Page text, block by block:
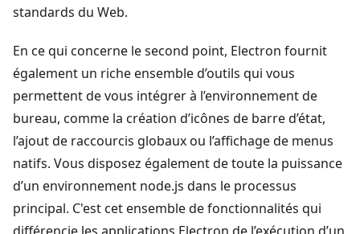
standards du Web.
En ce qui concerne le second point, Electron fournit
également un riche ensemble d’outils qui vous
permettent de vous intégrer à l’environnement de
bureau, comme la création d’icônes de barre d’état,
l’ajout de raccourcis globaux ou l’affichage de menus
natifs. Vous disposez également de toute la puissance
d’un environnement node.js dans le processus
principal. C'est cet ensemble de fonctionnalités qui